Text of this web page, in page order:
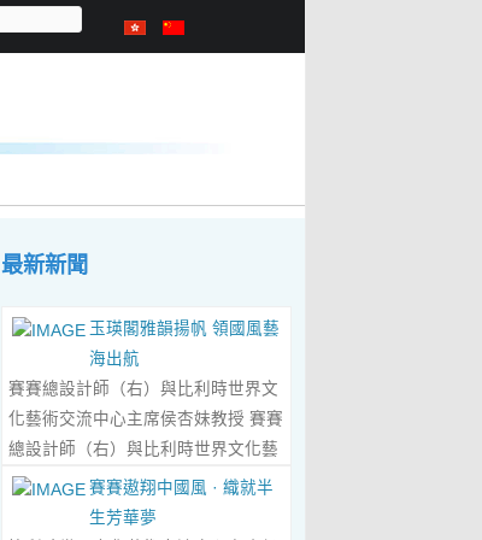
最新新聞
玉瑛閣雅韻揚帆 領國風藝
海出航
賽賽總設計師（右）與比利時世界文
化藝術交流中心主席侯杏妹教授 賽賽
總設計師（右）與比利時世界文化藝
術交流中心主席侯杏妹教授及其題詞
合影留念 ‍ 賽賽/文 ‍ 近日有幸與比利
賽賽遨翔中國風 · 織就半
生芳華夢